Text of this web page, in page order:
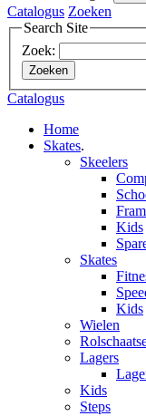
Catalogus Zoeken
Search Site
Zoek:
Zoeken
Catalogus
Home
Skates.
Skeelers
Kids
Skates
Kids
Wielen
Lagers
Kids
Steps